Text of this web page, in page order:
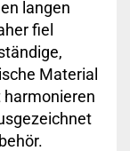
langen
fiel
Material